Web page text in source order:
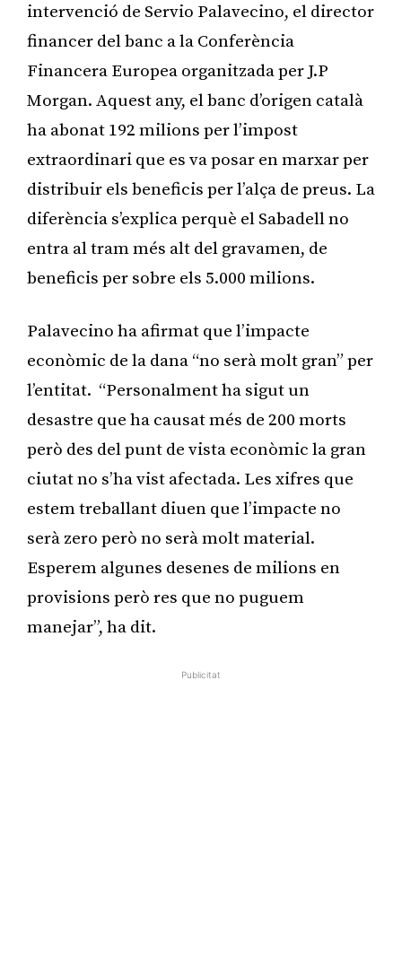
intervenció de Servio Palavecino, el director
financer del banc a la Conferència
Financera Europea organitzada per J.P
Morgan. Aquest any, el banc d’origen català
ha abonat 192 milions per l’impost
extraordinari que es va posar en marxar per
distribuir els beneficis per l’alça de preus. La
diferència s’explica perquè el Sabadell no
entra al tram més alt del gravamen, de
beneficis per sobre els 5.000 milions.
Palavecino ha afirmat que l’impacte
econòmic de la dana “no serà molt gran” per
l’entitat. “Personalment ha sigut un
desastre que ha causat més de 200 morts
però des del punt de vista econòmic la gran
ciutat no s’ha vist afectada. Les xifres que
estem treballant diuen que l’impacte no
serà zero però no serà molt material.
Esperem algunes desenes de milions en
provisions però res que no puguem
manejar”, ha dit.
Publicitat